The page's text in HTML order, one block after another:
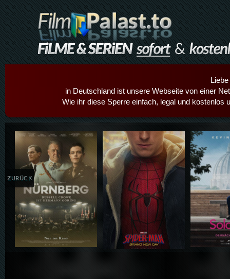
in Deutschland ist unsere Webseite von einer
Wie ihr diese Sperre einfach, legal und kostenlos
Details,Play Details,Play
ZURÜCK